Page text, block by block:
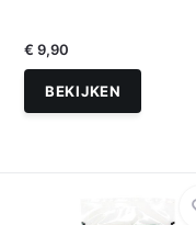
€ 9,90
BEKIJKEN